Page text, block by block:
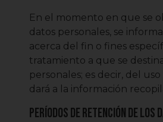
En el momento en que se
datos personales, se
acerca del fin o fines
tratamiento a que se
personales; es decir, del
dará a la información
Períodos de retención de los